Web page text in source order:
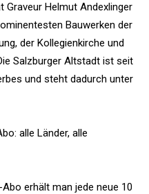
Graveur Helmut Andexlinger
Bauwerken der
der Kollegienkirche und
Salzburger Altstadt ist seit
und steht dadurch unter
alle Länder, alle
erhält man jede neue 10